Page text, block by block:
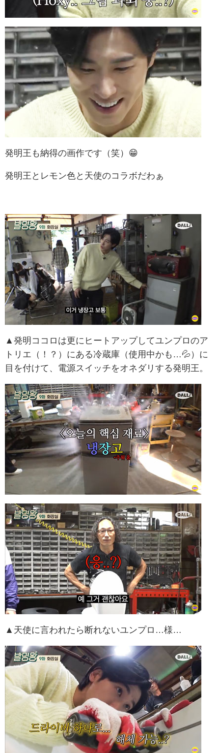
発明王も納得の画作です（笑）😁
発明王とレモン色と天使のコラボだわぁ
▲発明ココロは更にヒートアップしてユンプロのア
トリエ（！？）にある冷蔵庫（使用中かも…💦）に
目を付けて、電源スイッチをオネダリする発明王。
▲天使に言われたら断れないユンプロ…様…